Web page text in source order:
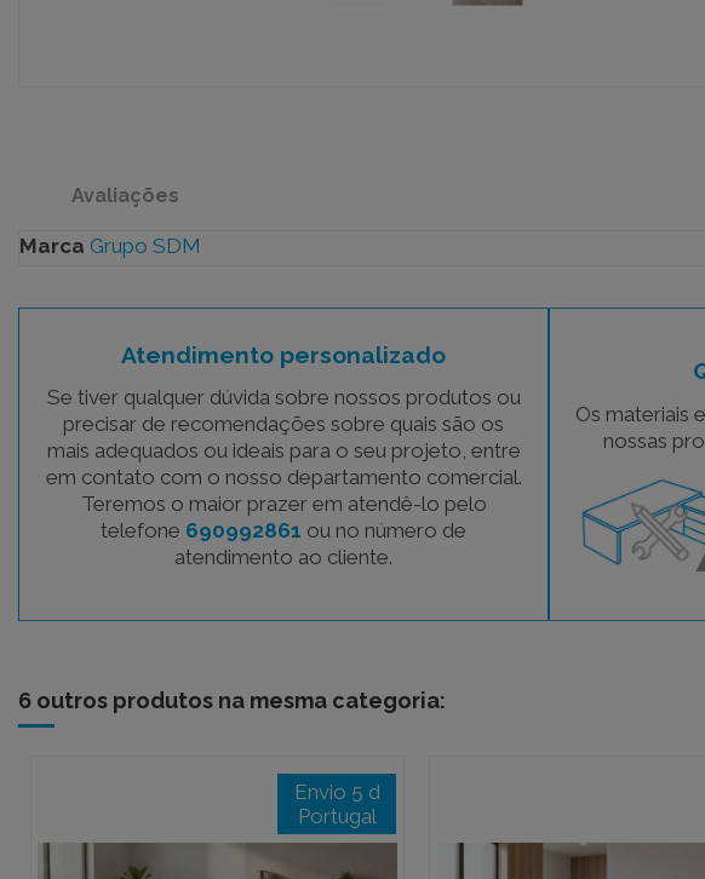
Avaliações
Marca Grupo SDM
Atendimento personalizado
Se tiver qualquer dúvida sobre nossos produtos ou
precisar de recomendações sobre quais são os
mais adequados ou ideais para o seu projeto, entre
em contato com o nosso departamento comercial.
Teremos o maior prazer em atendê-lo pelo
telefone 690992861 ou no número de
atendimento ao cliente.
Os materiais
nossas
6 outros produtos na mesma categoria:
Envio 5 d
Portugal